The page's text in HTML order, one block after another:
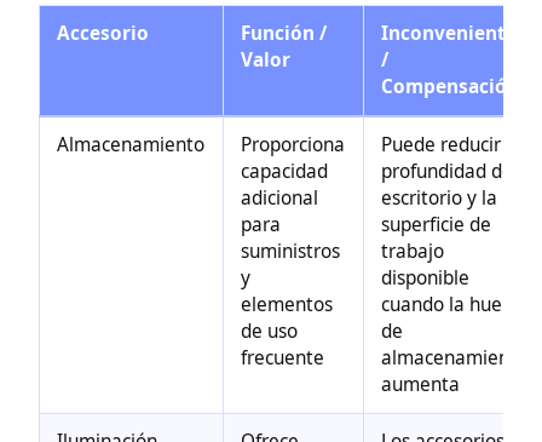
Accesorio
Función /
Valor
Inconveniente
/
Compensación
Almacenamiento
Proporciona
capacidad
adicional
para
suministros
y
elementos
de uso
frecuente
Puede reducir la
profundidad del
escritorio y la
superficie de
trabajo
disponible
cuando la huella
de
almacenamiento
aumenta